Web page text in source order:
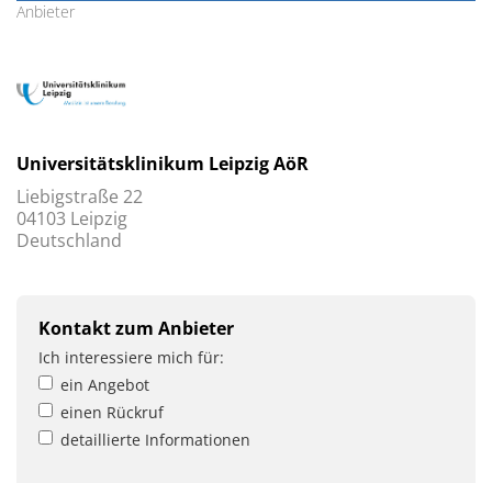
Anbieter
Universitätsklinikum Leipzig AöR
Liebigstraße 22
04103 Leipzig
Deutschland
Kontakt zum Anbieter
Ich interessiere mich für:
ein Angebot
einen Rückruf
detaillierte Informationen